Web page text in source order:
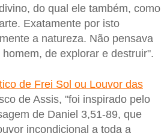
do qual ele também, como
Exatamente por isto
a natureza. Não pensava
de explorar e destruir".
de Frei Sol ou Louvor das
de Assis, "foi inspirado pelo
de Daniel 3,51-89, que
incondicional a toda a